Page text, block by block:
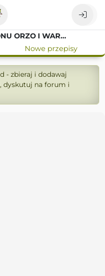
SAŁATKA Z MAKARONU ORZO I WARZYW
Nowe przepisy
- zbieraj i dodawaj
dyskutuj na forum i